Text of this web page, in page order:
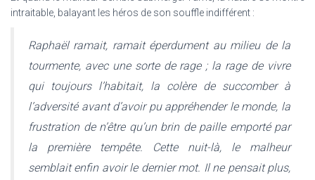
intraitable, balayant les héros de son souffle indifférent :
Raphaël ramait, ramait éperdument au milieu de la
tourmente, avec une sorte de rage ; la rage de vivre
qui toujours l’habitait, la colère de succomber à
l’adversité avant d’avoir pu appréhender le monde, la
frustration de n’être qu’un brin de paille emporté par
la première tempête. Cette nuit-là, le malheur
semblait enfin avoir le dernier mot. Il ne pensait plus,